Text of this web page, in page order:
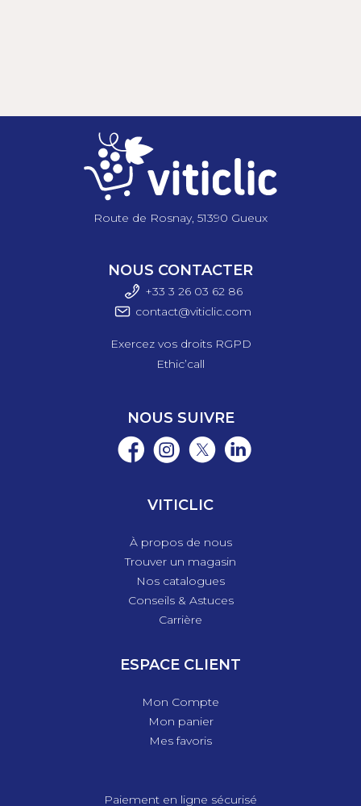
Route de Rosnay, 51390 Gueux
NOUS CONTACTER
+33 3 26 03 62 86
contact@viticlic.com
Exercez vos droits RGPD
Ethic’call
NOUS SUIVRE
VITICLIC
À propos de nous
Trouver un magasin
Nos catalogues
Conseils & Astuces
Carrière
ESPACE CLIENT
Mon Compte
Mon panier
Mes favoris
Paiement en ligne sécurisé